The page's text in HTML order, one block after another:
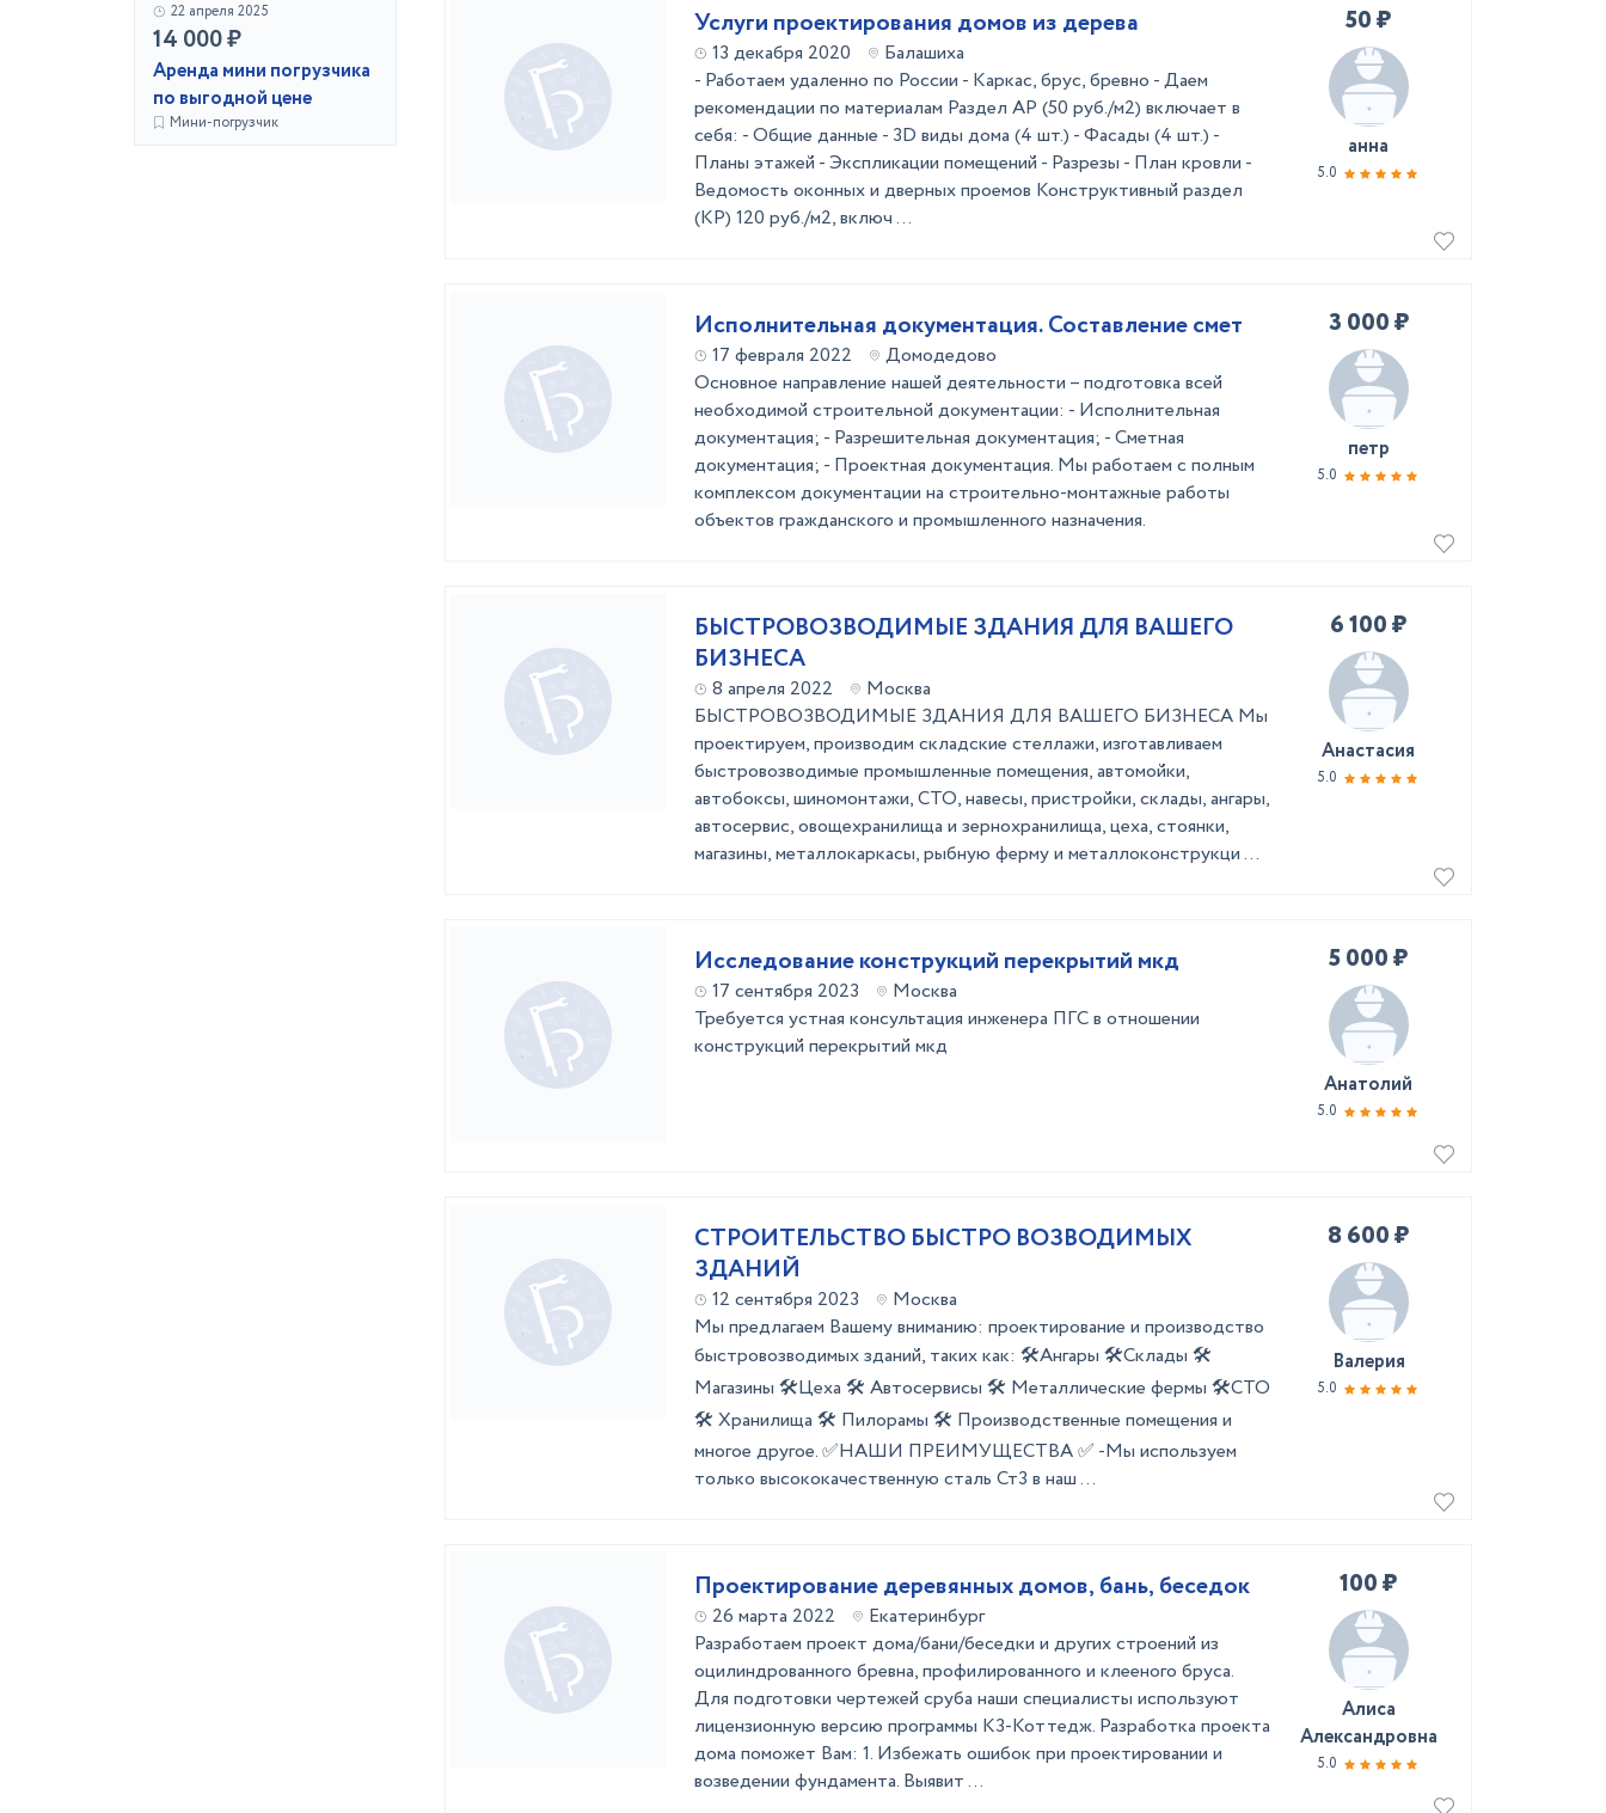
22 апреля 2025
14 000 ₽
Аренда мини погрузчика
по выгодной цене
Мини-погрузчик
Услуги проектирования домов из дерева
13 декабря 2020
Балашиха
- Работаем удаленно по России - Каркас, брус, бревно - Даем
рекомендации по материалам Раздел АР (50 руб./м2) включает в
себя: - Общие данные - 3D виды дома (4 шт.) - Фасады (4 шт.) -
Планы этажей - Экспликации помещений - Разрезы - План кровли -
Ведомость оконных и дверных проемов Конструктивный раздел
(КР) 120 руб./м2, включ ...
50 ₽
анна
5.0
Исполнительная документация. Составление смет
17 февраля 2022
Домодедово
Основное направление нашей деятельности – подготовка всей
необходимой строительной документации: - Исполнительная
документация; - Разрешительная документация; - Сметная
документация; - Проектная документация. Мы работаем с полным
комплексом документации на строительно-монтажные работы
объектов гражданского и промышленного назначения.
3 000 ₽
петр
5.0
БЫСТРОВОЗВОДИМЫЕ ЗДАНИЯ ДЛЯ ВАШЕГО
БИЗНЕСА
8 апреля 2022
Москва
БЫСТРОВОЗВОДИМЫЕ ЗДАНИЯ ДЛЯ ВАШЕГО БИЗНЕСА Мы
проектируем, производим складские стеллажи, изготавливаем
быстровозводимые промышленные помещения, автомойки,
автобоксы, шиномонтажи, СТО, навесы, пристройки, склады, ангары,
автосервис, овощехранилища и зернохранилища, цеха, стоянки,
магазины, металлокаркасы, рыбную ферму и металлоконструкци ...
6 100 ₽
Анастасия
5.0
Исследование конструкций перекрытий мкд
17 сентября 2023
Москва
Требуется устная консультация инженера ПГС в отношении
конструкций перекрытий мкд
5 000 ₽
Анатолий
5.0
СТРОИТЕЛЬСТВО БЫСТРО ВОЗВОДИМЫХ
ЗДАНИЙ
12 сентября 2023
Москва
Мы предлагаем Вашему вниманию: проектирование и производство
быстровозводимых зданий, таких как: 🛠️Ангары 🛠️Склады 🛠️
Магазины 🛠️Цеха 🛠️ Автосервисы 🛠️ Металлические фермы 🛠️СТО
🛠️ Хранилища 🛠️ Пилорамы 🛠️ Производственные помещения и
многое другое. ✅НАШИ ПРЕИМУЩЕСТВА ✅ -Мы используем
только высококачественную сталь Ст3 в наш ...
8 600 ₽
Валерия
5.0
Проектирование деревянных домов, бань, беседок
26 марта 2022
Екатеринбург
Разработаем проект дома/бани/беседки и других строений из
оцилиндрованного бревна, профилированного и клееного бруса.
Для подготовки чертежей сруба наши специалисты используют
лицензионную версию программы К3-Коттедж. Разработка проекта
дома поможет Вам: 1. Избежать ошибок при проектировании и
возведении фундамента. Выявит ...
100 ₽
Алиса
Александровна
5.0